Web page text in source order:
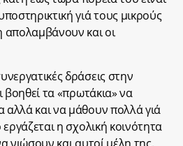
γιά τους μικρούς
απολαμβάνουν και οι
δράσεις στην
βοηθεί τα «πρωτάκια» να
και να μάθουν πολλά γιά
η σχολική κοινότητα